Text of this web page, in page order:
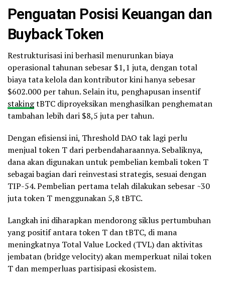
Penguatan Posisi Keuangan dan
BuybackToken
Restrukturisasi ini berhasil menurunkan biaya
operasional tahunan sebesar $1,1 juta, dengan total
biaya tata kelola dan kontributor kini hanya sebesar
$602.000 per tahun. Selain itu, penghapusan insentif
stakingtBTC diproyeksikan menghasilkan penghematan
tambahan lebih dari $8,5 juta per tahun.
Dengan efisiensi ini, Threshold DAO tak lagi perlu
menjual token T dari perbendaharaannya. Sebaliknya,
dana akan digunakan untuk pembelian kembali token T
sebagai bagian dari reinvestasi strategis, sesuai dengan
TIP-54. Pembelian pertama telah dilakukan sebesar ~30
juta token T menggunakan 5,8 tBTC.
Langkah ini diharapkan mendorong siklus pertumbuhan
yang positif antara token T dan tBTC, di mana
meningkatnya Total Value Locked (TVL) dan aktivitas
jembatan (bridge velocity) akan memperkuat nilai token
T dan memperluas partisipasi ekosistem.